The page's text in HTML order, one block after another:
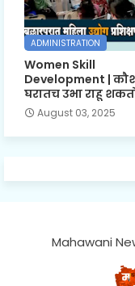
ADMINISTRATION
Women Skill
Development |
घरातच उभा राहू
August 03, 2025
Mahawani